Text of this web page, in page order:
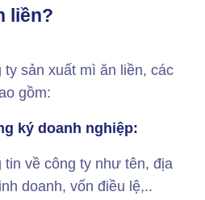
liền?
sản xuất mì ăn liền, các
gồm:
ký doanh nghiệp:
về công ty như tên, địa
doanh, vốn điều lệ,..